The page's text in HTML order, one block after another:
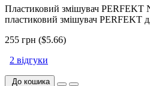
Пластиковий змішувач PERFEKT
пластиковий змішувач PERFEKT
255 грн ($5.66)
2 відгуки
До кошика